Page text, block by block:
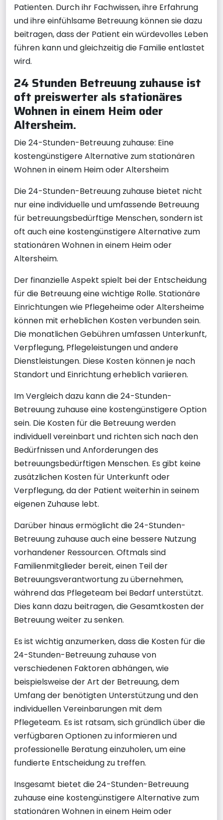
Patienten. Durch ihr Fachwissen, ihre Erfahrung
und ihre einfühlsame Betreuung können sie dazu
beitragen, dass der Patient ein würdevolles Leben
führen kann und gleichzeitig die Familie entlastet
wird.
24 Stunden Betreuung zuhause ist
oft preiswerter als stationäres
Wohnen in einem Heim oder
Altersheim.
Die 24-Stunden-Betreuung zuhause: Eine
kostengünstigere Alternative zum stationären
Wohnen in einem Heim oder Altersheim
Die 24-Stunden-Betreuung zuhause bietet nicht
nur eine individuelle und umfassende Betreuung
für betreuungsbedürftige Menschen, sondern ist
oft auch eine kostengünstigere Alternative zum
stationären Wohnen in einem Heim oder
Altersheim.
Der finanzielle Aspekt spielt bei der Entscheidung
für die Betreuung eine wichtige Rolle. Stationäre
Einrichtungen wie Pflegeheime oder Altersheime
können mit erheblichen Kosten verbunden sein.
Die monatlichen Gebühren umfassen Unterkunft,
Verpflegung, Pflegeleistungen und andere
Dienstleistungen. Diese Kosten können je nach
Standort und Einrichtung erheblich variieren.
Im Vergleich dazu kann die 24-Stunden-
Betreuung zuhause eine kostengünstigere Option
sein. Die Kosten für die Betreuung werden
individuell vereinbart und richten sich nach den
Bedürfnissen und Anforderungen des
betreuungsbedürftigen Menschen. Es gibt keine
zusätzlichen Kosten für Unterkunft oder
Verpflegung, da der Patient weiterhin in seinem
eigenen Zuhause lebt.
Darüber hinaus ermöglicht die 24-Stunden-
Betreuung zuhause auch eine bessere Nutzung
vorhandener Ressourcen. Oftmals sind
Familienmitglieder bereit, einen Teil der
Betreuungsverantwortung zu übernehmen,
während das Pflegeteam bei Bedarf unterstützt.
Dies kann dazu beitragen, die Gesamtkosten der
Betreuung weiter zu senken.
Es ist wichtig anzumerken, dass die Kosten für die
24-Stunden-Betreuung zuhause von
verschiedenen Faktoren abhängen, wie
beispielsweise der Art der Betreuung, dem
Umfang der benötigten Unterstützung und den
individuellen Vereinbarungen mit dem
Pflegeteam. Es ist ratsam, sich gründlich über die
verfügbaren Optionen zu informieren und
professionelle Beratung einzuholen, um eine
fundierte Entscheidung zu treffen.
Insgesamt bietet die 24-Stunden-Betreuung
zuhause eine kostengünstigere Alternative zum
stationären Wohnen in einem Heim oder